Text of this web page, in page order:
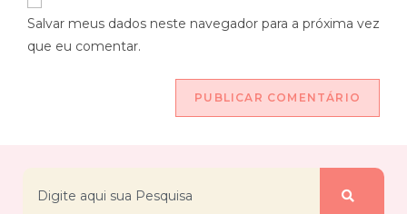
Salvar meus dados neste navegador para a próxima vez
que eu comentar.